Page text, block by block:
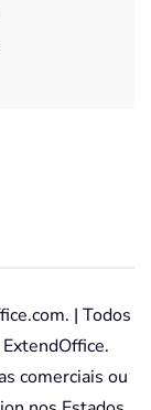
| Todos
comerciais ou